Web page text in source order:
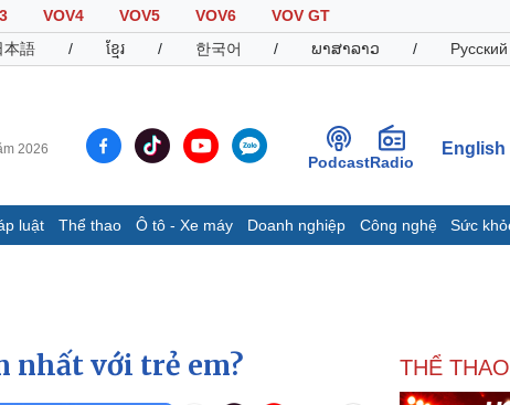
VOV4 VOV5 VOV6
VOV GT
本語 / ខ្មែរ / 한국어 / ພາສາລາວ / Русский
2026
PodcastRadio
English
luật Thể thao Ô tô - Xe máy Doanh nghiệp Công nghệ Sức
E-Magazine
Infographic
nhất với trẻ em? THỂ THAO